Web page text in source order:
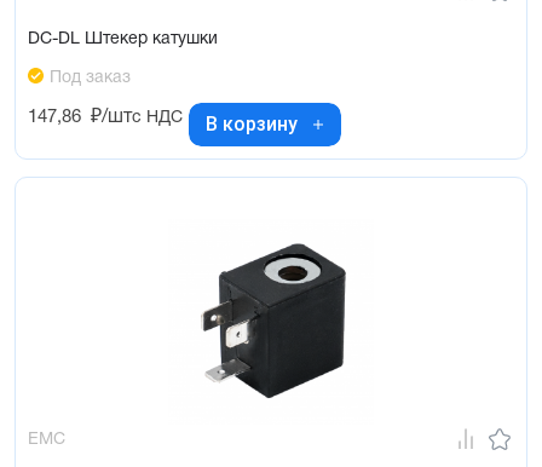
DC-DL Штекер катушки
Под заказ
147,86 ₽/штс НДС В корзину
EMC